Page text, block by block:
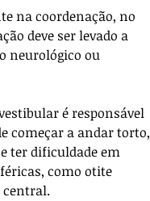
na coordenação, no
deve ser levado a
neurológico ou
é responsável
começar a andar torto,
ter dificuldade em
como otite
central.